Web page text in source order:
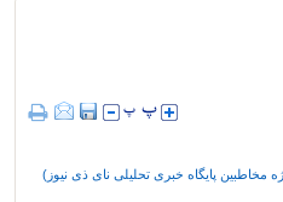
مخاطبین پایگاه خبری تحلیلی نای ذی نیوز)